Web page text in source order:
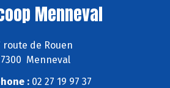
Menneval
route de Rouen
Menneval
:02 27 19 97 37